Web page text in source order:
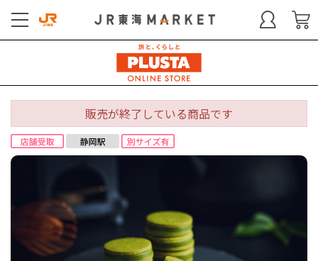
販売が終了している商品です